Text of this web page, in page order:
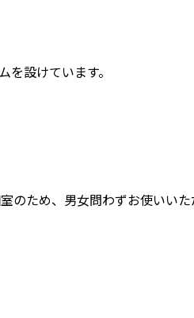
設けています。
のため、男女問わずお使いいた